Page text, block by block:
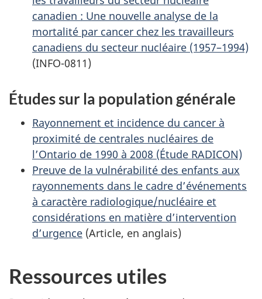
canadien : Une nouvelle analyse de la
mortalité par cancer chez les travailleurs
canadiens du secteur nucléaire (1957–1994)
(INFO-0811)
Études sur la population générale
Rayonnement et incidence du cancer à
proximité de centrales nucléaires de
l’Ontario de 1990 à 2008 (Étude RADICON)
Preuve de la vulnérabilité des enfants aux
rayonnements dans le cadre d’événements
à caractère radiologique/nucléaire et
considérations en matière d’intervention
d’urgence (Article, en anglais)
Ressources utiles